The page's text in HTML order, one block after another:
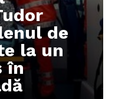
de
la un
în